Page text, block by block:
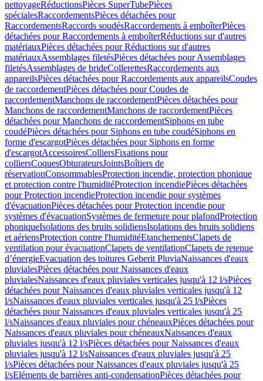
nettoyageRéductionsPièces SuperTubePièces
spécialesRaccordementsPièces détachées pour
RaccordementsRaccords soudésRaccordements à emboîterPièces
détachées pour Raccordements à emboîterRéductions sur d'autres
matériauxPièces détachées pour Réductions sur d'autres
matériauxAssemblages filetésPièces détachées pour Assemblages
filetésAssemblages de brideCollerettesRaccordements aux
appareilsPièces détachées pour Raccordements aux appareilsCoudes
de raccordementPièces détachées pour Coudes de
raccordementManchons de raccordementPièces détachées pour
Manchons de raccordementManchons de raccordementPièces
détachées pour Manchons de raccordementSiphons en tube
coudéPièces détachées pour Siphons en tube coudéSiphons en
forme d'escargotPièces détachées pour Siphons en forme
d'escargotAccessoiresColliersFixations pour
colliersCoquesObturateursJointsBoîtiers de
réservationConsommablesProtection incendie, protection phonique
et protection contre l'humiditéProtection incendiePièces détachées
pour Protection incendieProtection incendie pour systèmes
d'évacuationPièces détachées pour Protection incendie pour
systèmes d'évacuationSystèmes de fermeture pour plafondProtection
phoniqueIsolations des bruits solidiensIsolations des bruits solidiens
et aériensProtection contre l'humiditéEtanchementsClapets de
ventilation pour évacuationClapets de ventilationClapets de retenue
d’énergieEvacuation des toitures Geberit PluviaNaissances d'eaux
pluvialesPièces détachées pour Naissances d'eaux
pluvialesNaissances d'eaux pluviales verticales jusqu'à 12 l/sPièces
détachées pour Naissances d'eaux pluviales verticales jusqu'à 12
l/sNaissances d'eaux pluviales verticales jusqu'à 25 l/sPièces
détachées pour Naissances d'eaux pluviales verticales jusqu'à 25
l/sNaissances d'eaux pluviales pour chéneauxPièces détachées pour
Naissances d'eaux pluviales pour chéneauxNaissances d'eaux
pluviales jusqu'à 12 l/sPièces détachées pour Naissances d'eaux
pluviales jusqu'à 12 l/sNaissances d'eaux pluviales jusqu'à 25
l/sPièces détachées pour Naissances d'eaux pluviales jusqu'à 25
l/sEléments de barrières anti-condensationPièces détachées pour